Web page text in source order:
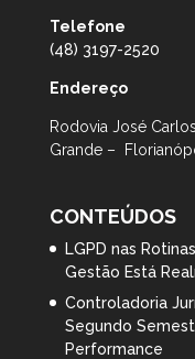
Telefone
(48) 3197-2520
Endereço
Rodovia José
Grande –
CONTEÚDOS
LGPD nas
Gestão Está
Controladoria
Segundo
Performance